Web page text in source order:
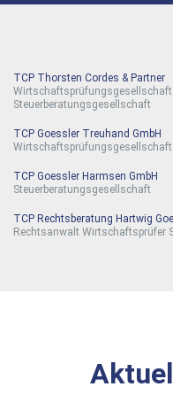
TCP Thorsten Cordes & Partner
Wirtschaftsprüfungsgesellschaft
Steuerberatungsgesellschaft
TCP Goessler Treuhand GmbH
Wirtschaftsprüfungsgesellschaft
TCP Goessler Harmsen GmbH
Steuerberatungsgesellschaft
TCP Rechtsberatung Hartwig
Rechtsanwalt Wirtschaftsprüfer